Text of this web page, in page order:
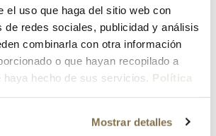
el uso que haga del sitio web con
de redes sociales, publicidad y análisis
combinarla con otra información
o que hayan recopilado a
haya hecho de sus servicios. Política
Mostrar detalles